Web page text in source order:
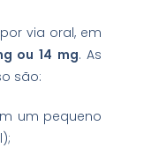
via oral, em
ou 14 mg. As
são:
um pequeno